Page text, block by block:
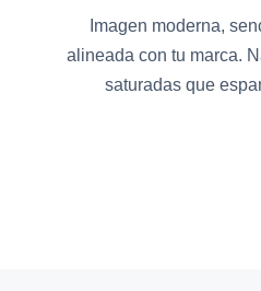
Imagen moderna,
alineada con tu marca.
saturadas que